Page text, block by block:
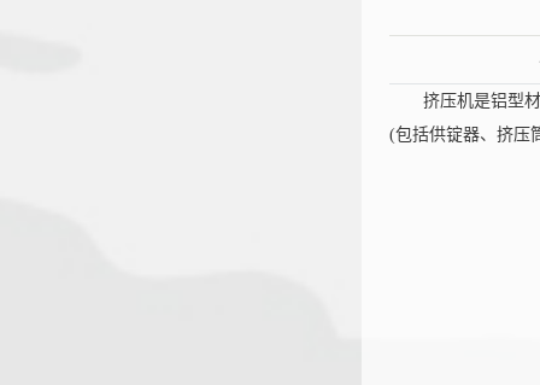
挤压机是铝型
(包括供锭器、挤压